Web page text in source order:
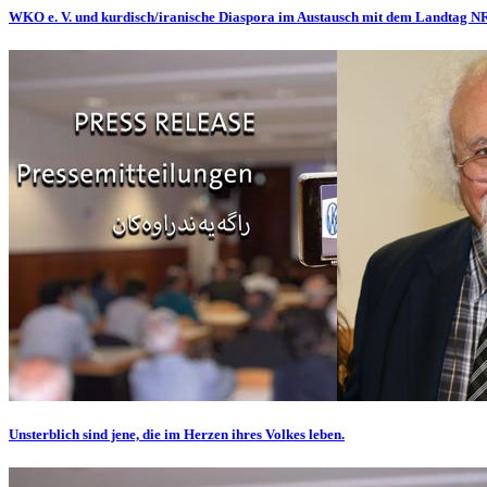
WKO e. V. und kurdisch/iranische Diaspora im Austausch mit dem Landtag
Unsterblich sind jene, die im Herzen ihres Volkes leben.